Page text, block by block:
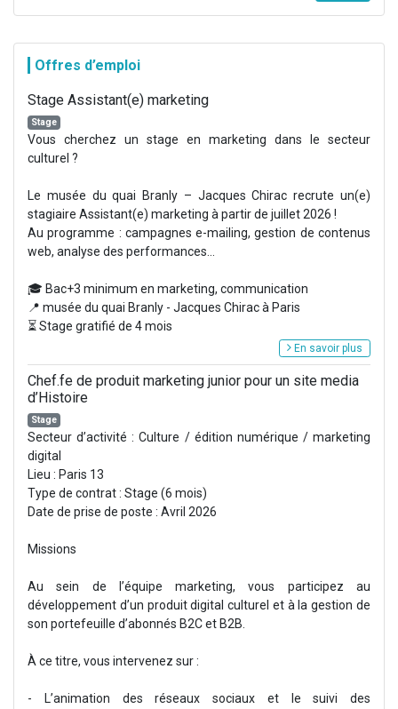
Offres d’emploi
Stage Assistant(e) marketing
Stage
Vous cherchez un stage en marketing dans le secteur
culturel ?
Le musée du quai Branly – Jacques Chirac recrute un(e)
stagiaire Assistant(e) marketing à partir de juillet 2026 !
Au programme : campagnes e-mailing, gestion de contenus
web, analyse des performances...
🎓 Bac+3 minimum en marketing, communication
📍 musée du quai Branly - Jacques Chirac à Paris
⏳ Stage gratifié de 4 mois
En savoir plus
Chef.fe de produit marketing junior pour un site media
d’Histoire
Stage
Secteur d’activité : Culture / édition numérique / marketing
digital
Lieu : Paris 13
Type de contrat : Stage (6 mois)
Date de prise de poste : Avril 2026
Missions
Au sein de l’équipe marketing, vous participez au
développement d’un produit digital culturel et à la gestion de
son portefeuille d’abonnés B2C et B2B.
À ce titre, vous intervenez sur :
- L’animation des réseaux sociaux et le suivi des